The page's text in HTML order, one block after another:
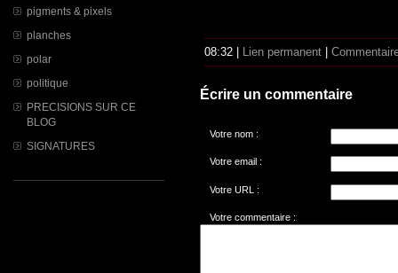
pigments & pixels
planches
polar
politique
PRECISIONS SUR CE
BLOG
SIGNATURES
08:32 | Lien permanent
Écrire un commentaire
Votre nom :
Votre email :
Votre URL :
Votre commentaire :